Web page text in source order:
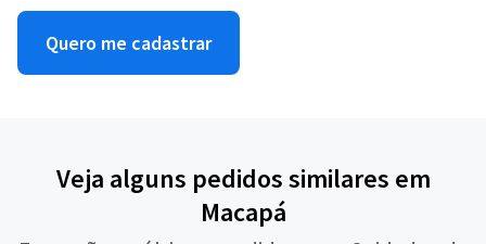
Quero me cadastrar
Veja alguns pedidos similares em
Macapá